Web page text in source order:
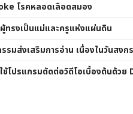
โรคหลอดเลือดสมอง
ทรงเป็นแม่และครูแห่งแผ่นดิน
มส่งเสริมการอ่าน เนื่องในวันสงก
ช้โปรแกรมตัดต่อวิดีโอเบื้องต้นด้ว